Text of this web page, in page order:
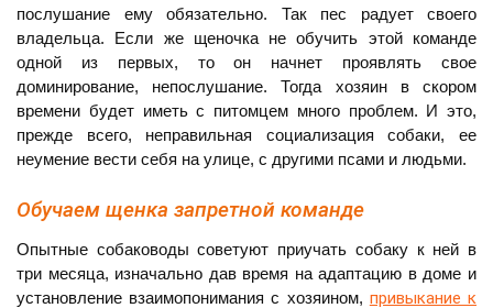
послушание ему обязательно. Так пес радует своего
владельца. Если же щеночка не обучить этой команде
одной из первых, то он начнет проявлять свое
доминирование, непослушание. Тогда хозяин в скором
времени будет иметь с питомцем много проблем. И это,
прежде всего, неправильная социализация собаки, ее
неумение вести себя на улице, с другими псами и людьми.
Обучаем щенка запретной команде
Опытные собаководы советуют приучать собаку к ней в
три месяца, изначально дав время на адаптацию в доме и
установление взаимопонимания с хозяином, привыкание к